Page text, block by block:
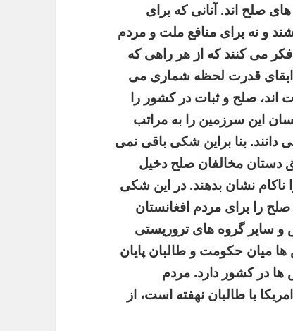
صلح اند. آنانی که برای
و نه برای منافع ملت و مردم
فکر می کنند که از هر راهی که
ابقای قدرت لحظه شماری می
اند، صلح و ثبات در کشور را
این سرزمین را به مراتب
دانند. بنا براین شکی باقی نمی
دستان مخالفان صلح دخیل
ناکام نشان بدهند. در این شکی
را برای مردم افغانستان
و سایر گروه های تروریستی
میان حکومت و طالبان پایان
در کشور دارد. مردم
با طالبان نهفته است، از